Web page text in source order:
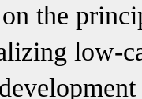
the
low-